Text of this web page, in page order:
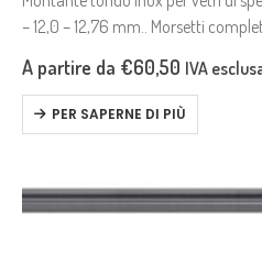
– 12,0 – 12,76 mm.. Morsetti
A partire da €60,50 IVA
PER SAPERNE DI PIÙ